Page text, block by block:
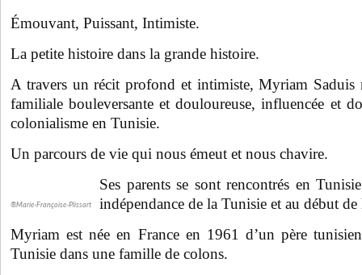
Émouvant, Puissant, Intimiste.
La petite histoire dans la grande histoire.
A travers un récit profond et intimiste, Myriam Saduis
familiale bouleversante et douloureuse, influencée et
colonialisme en Tunisie.
Un parcours de vie qui nous émeut et nous chavire.
®Marie-Françoise-Plissart
Ses parents se sont rencontrés en
indépendance de la Tunisie et au début
Myriam est née en France en 1961 d’un père
Tunisie dans une famille de colons.